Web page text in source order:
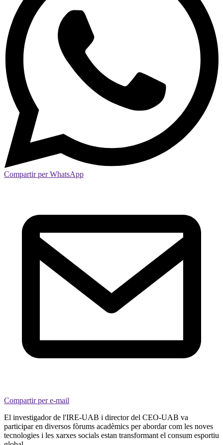
Compartir per WhatsApp
Compartir per e-mail
El investigador de l'IRE-UAB i director del CEO-UAB va
participar en diversos fòrums acadèmics per abordar com les noves
tecnologies i les xarxes socials estan transformant el consum esportiu